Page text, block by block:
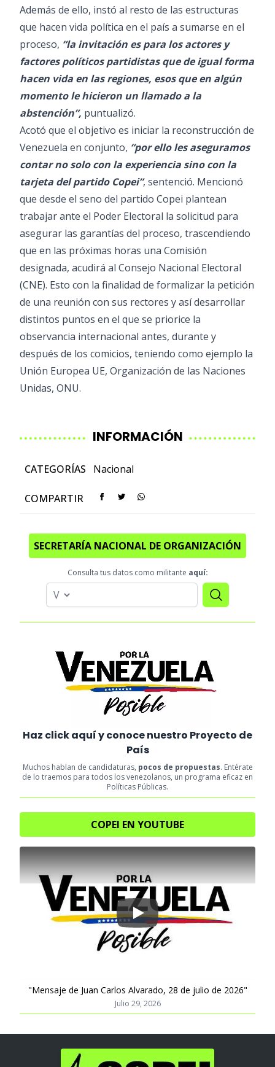
Además de ello, instó al resto de las estructuras
que hacen vida política en el país a sumarse en el
proceso, “la invitación es para los actores y
factores políticos partidistas que de igual forma
hacen vida en las regiones, esos que en algún
momento le hicieron un llamado a la
abstención”, puntualizó.
Acotó que el objetivo es iniciar la reconstrucción de
Venezuela en conjunto, “por ello les aseguramos
contar no solo con la experiencia sino con la
tarjeta del partido Copei”, sentenció. Mencionó
que desde el seno del partido Copei plantean
trabajar ante el Poder Electoral la solicitud para
asegurar las garantías del proceso, trascendiendo
que en las próximas horas una Comisión
designada, acudirá al Consejo Nacional Electoral
(CNE). Esto con la finalidad de formalizar la petición
de una reunión con sus rectores y así desarrollar
distintos puntos en el que se priorice la
observancia internacional antes, durante y
después de los comicios, teniendo como ejemplo la
Unión Europea UE, Organización de las Naciones
Unidas, ONU.
INFORMACIÓN
CATEGORÍAS Nacional
COMPARTIR
SECRETARÍA NACIONAL DE ORGANIZACIÓN
Consulta tus datos como militante aquí:
Haz click aquí y conoce nuestro Proyecto de
País
Muchos hablan de candidaturas, pocos de propuestas. Entérate
de lo traemos para todos los venezolanos, un programa eficaz en
Políticas Públicas.
COPEI EN YOUTUBE
Play
"Mensaje de Juan Carlos Alvarado, 28 de julio de 2026"
Julio 29, 2026